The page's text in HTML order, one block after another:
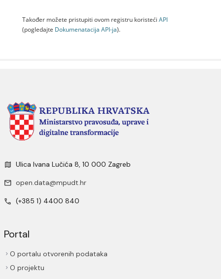
Također možete pristupiti ovom registru koristeći API
(pogledajte Dokumenаtаcijа API-jа).